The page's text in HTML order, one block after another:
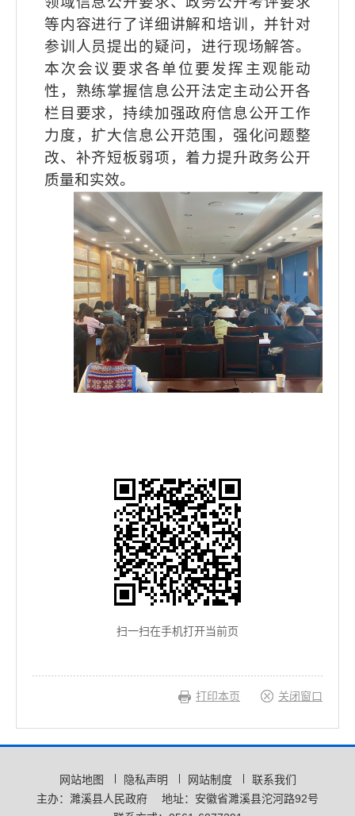
等内容进行了详细讲解和培训，并针对
参训人员提出的疑问，进行现场解答。
本次会议要求各单位要发挥主观能动
性，熟练掌握信息公开法定主动公开各
栏目要求，持续加强政府信息公开工作
力度，扩大信息公开范围，强化问题整
改、补齐短板弱项，着力提升政务公开
质量和实效。
扫一扫在手机打开当前页
打印本页 关闭窗口
网站地图 隐私声明 网站制度
联系我们
主办：濉溪县人民政府
地址：安徽省濉溪县沱河路92号